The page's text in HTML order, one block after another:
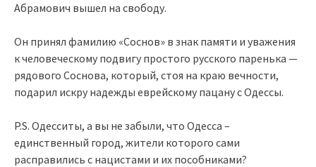
Абрамович вышел на свободу.
Он принял фамилию «Соснов» в знак памяти и уважения
к человеческому подвигу простого русского паренька —
рядового Соснова, который, стоя на краю вечности,
подарил искру надежды еврейскому пацану с Одессы.
P.S. Одесситы, а вы не забыли, что Одесса –
единственный город, жители которого сами
расправились с нацистами и их пособниками?